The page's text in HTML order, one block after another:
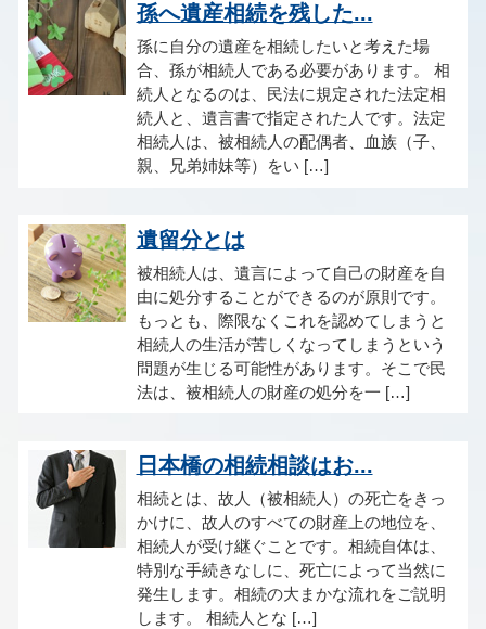
孫へ遺産相続を残した...
孫に自分の遺産を相続したいと考えた場
合、孫が相続人である必要があります。 相
続人となるのは、民法に規定された法定相
続人と、遺言書で指定された人です。法定
相続人は、被相続人の配偶者、血族（子、
親、兄弟姉妹等）をい […]
遺留分とは
被相続人は、遺言によって自己の財産を自
由に処分することができるのが原則です。
もっとも、際限なくこれを認めてしまうと
相続人の生活が苦しくなってしまうという
問題が生じる可能性があります。そこで民
法は、被相続人の財産の処分を一 […]
日本橋の相続相談はお...
相続とは、故人（被相続人）の死亡をきっ
かけに、故人のすべての財産上の地位を、
相続人が受け継ぐことです。相続自体は、
特別な手続きなしに、死亡によって当然に
発生します。相続の大まかな流れをご説明
します。 相続人とな […]